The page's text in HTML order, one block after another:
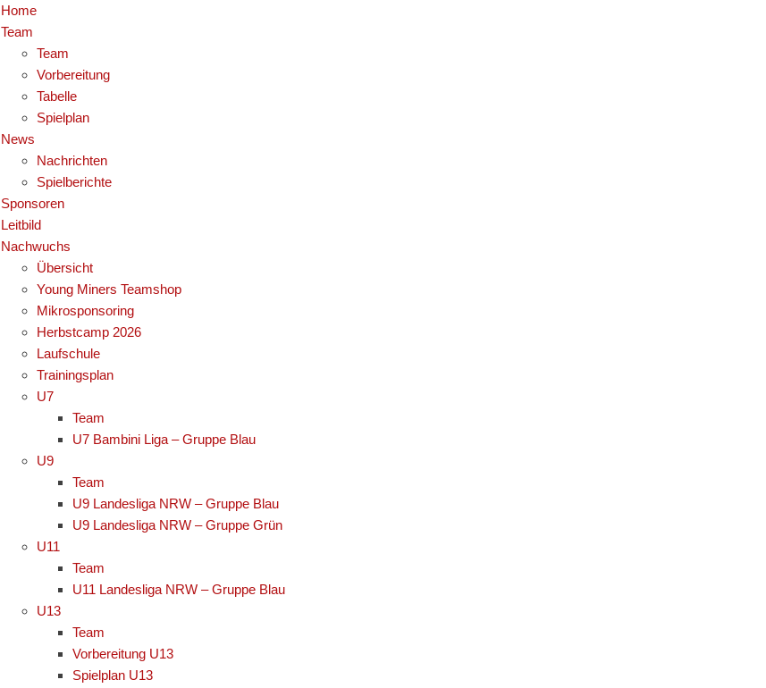
Home
Team
Team
Vorbereitung
Tabelle
Spielplan
News
Nachrichten
Spielberichte
Sponsoren
Leitbild
Nachwuchs
Übersicht
Young Miners Teamshop
Mikrosponsoring
Herbstcamp 2026
Laufschule
Trainingsplan
U7
Team
U7 Bambini Liga – Gruppe Blau
U9
Team
U9 Landesliga NRW – Gruppe Blau
U9 Landesliga NRW – Gruppe Grün
U11
Team
U11 Landesliga NRW – Gruppe Blau
U13
Team
Vorbereitung U13
Spielplan U13